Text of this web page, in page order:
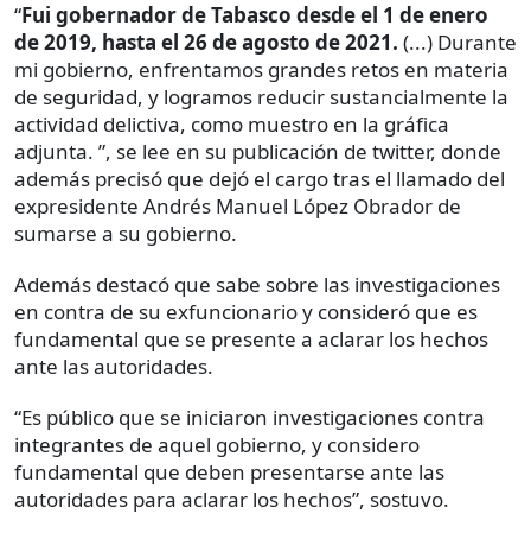
“Fui gobernador de Tabasco desde el 1 de enero
de 2019, hasta el 26 de agosto de 2021. (...) Durante
mi gobierno, enfrentamos grandes retos en materia
de seguridad, y logramos reducir sustancialmente la
actividad delictiva, como muestro en la gráfica
adjunta. ”, se lee en su publicación de twitter, donde
además precisó que dejó el cargo tras el llamado del
expresidente Andrés Manuel López Obrador de
sumarse a su gobierno.
Además destacó que sabe sobre las investigaciones
en contra de su exfuncionario y consideró que es
fundamental que se presente a aclarar los hechos
ante las autoridades.
“Es público que se iniciaron investigaciones contra
integrantes de aquel gobierno, y considero
fundamental que deben presentarse ante las
autoridades para aclarar los hechos”, sostuvo.